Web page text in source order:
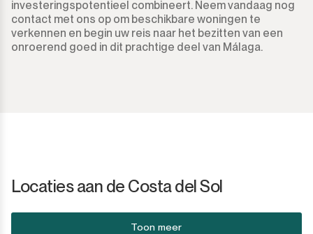
investeringspotentieel combineert. Neem vandaag nog
contact met ons op om beschikbare woningen te
verkennen en begin uw reis naar het bezitten van een
onroerend goed in dit prachtige deel van Málaga.
Locaties aan de Costa del Sol
Toon meer